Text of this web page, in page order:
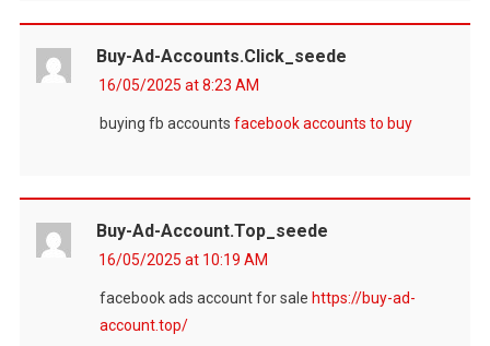
Buy-Ad-Accounts.click_seede
16/05/2025 at 8:23 AM
buying fb accounts facebook accounts to buy
Buy-Ad-Account.top_seede
16/05/2025 at 10:19 AM
facebook ads account for sale https://buy-ad-
account.top/